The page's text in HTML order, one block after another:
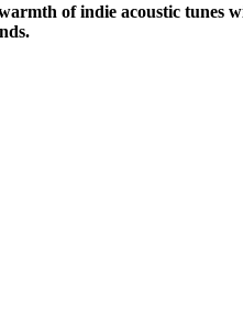
of indie acoustic tunes